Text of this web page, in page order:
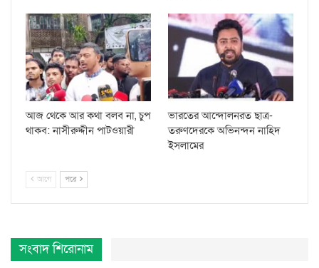
আজ থেকে আর কথা বলব না, চুপ
থাকব: নাসীরুদ্দীন পাটওয়ারী
ভারতের আন্দোলনরত ছাত্র-
তরুণদেরকে অভিনন্দন নাহিদ
ইসলামের
আগে পরে
সংবাদ শিরোনাম